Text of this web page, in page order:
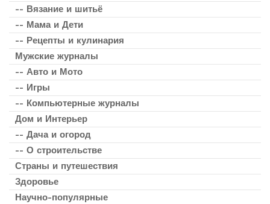
-- Вязание и шитьё
-- Мама и Дети
-- Рецепты и кулинария
Мужские журналы
-- Авто и Мото
-- Игры
-- Компьютерные журналы
Дом и Интерьер
-- Дача и огород
-- О строительстве
Страны и путешествия
Здоровье
Научно-популярные